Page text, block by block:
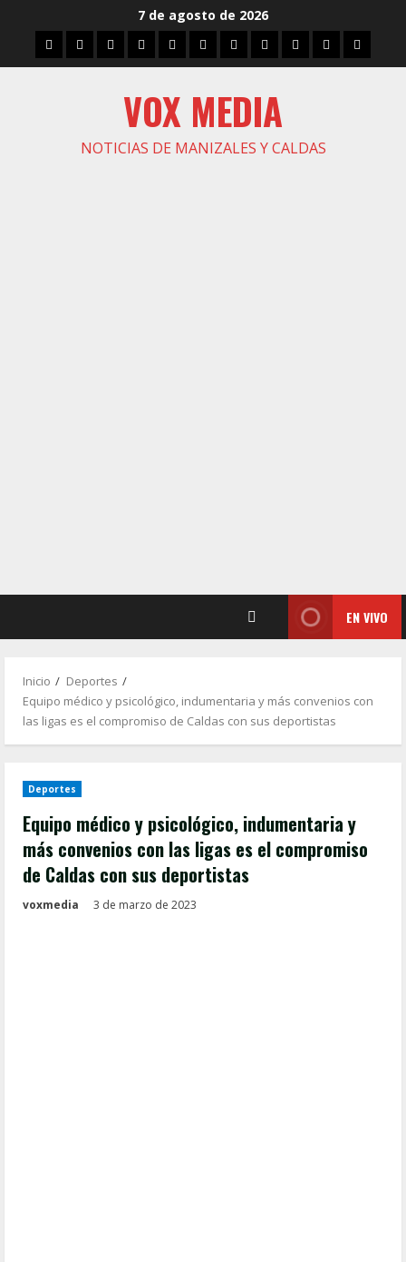
contenido
7 de agosto de 2026
InicioCaldasManizales
PolíticaMunicipios
Vías
Zona
Verde
Caricatura
ConarteCrónicas
VOX MEDIA
NOTICIAS DE MANIZALES Y CALDAS
EN VIVO
Inicio
Deportes
Equipo médico y psicológico, indumentaria y más convenios con
las ligas es el compromiso de Caldas con sus deportistas
Deportes
Equipo médico y psicológico, indumentaria y
más convenios con las ligas es el compromiso
de Caldas con sus deportistas
voxmedia 3 de marzo de 2023